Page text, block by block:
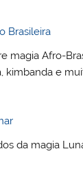
Brasileira
magia Afro-
kimbanda e
da magia